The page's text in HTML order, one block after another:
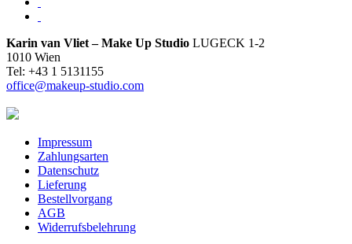
Karin van Vliet – Make Up Studio LUGECK 1-2
1010 Wien
Tel: +43 1 5131155
office@makeup-studio.com
Impressum
Zahlungsarten
Datenschutz
Lieferung
Bestellvorgang
AGB
Widerrufsbelehrung